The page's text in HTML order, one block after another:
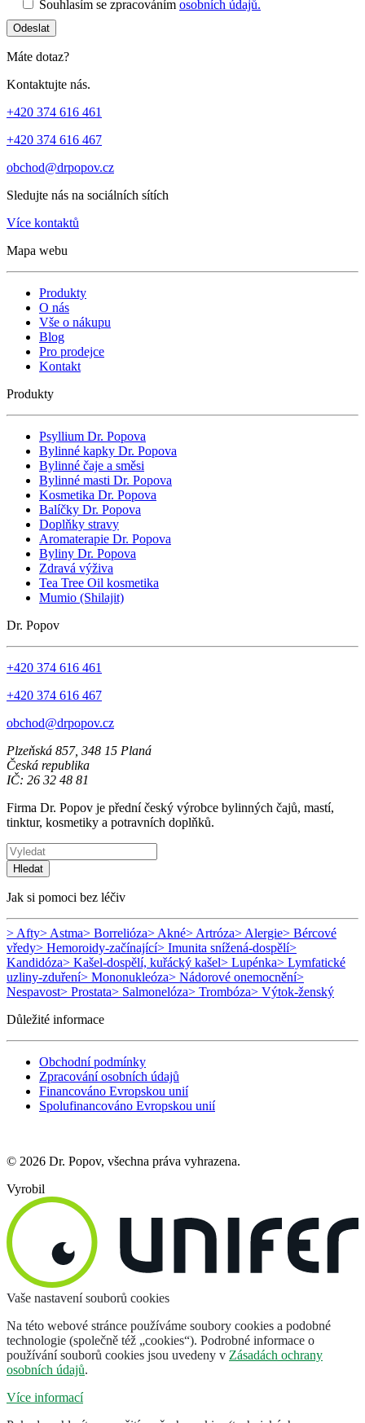
Souhlasím se zpracováním osobních údajů.
Odeslat
Máte dotaz?
Kontaktujte nás.
+420 374 616 461
+420 374 616 467
obchod@drpopov.cz
Sledujte nás na sociálních sítích
Více kontaktů
Mapa webu
Produkty
O nás
Vše o nákupu
Blog
Pro prodejce
Kontakt
Produkty
Psyllium Dr. Popova
Bylinné kapky Dr. Popova
Bylinné čaje a směsi
Bylinné masti Dr. Popova
Kosmetika Dr. Popova
Balíčky Dr. Popova
Doplňky stravy
Aromaterapie Dr. Popova
Byliny Dr. Popova
Zdravá výživa
Tea Tree Oil kosmetika
Mumio (Shilajit)
Dr. Popov
+420 374 616 461
+420 374 616 467
obchod@drpopov.cz
Plzeňská 857, 348 15 Planá
Česká republika
IČ: 26 32 48 81
Firma Dr. Popov je přední český výrobce bylinných čajů, mastí,
tinktur, kosmetiky a potravních doplňků.
Hledat
Jak si pomoci bez léčiv
> Afty> Astma> Borrelióza> Akné> Artróza> Alergie> Bércové
vředy> Hemoroidy-začínající> Imunita snížená-dospělí>
Kandidóza> Kašel-dospělí, kuřácký kašel> Lupénka> Lymfatické
uzliny-zduření> Mononukleóza> Nádorové onemocnění>
Nespavost> Prostata> Salmonelóza> Trombóza> Výtok-ženský
Důležité informace
Obchodní podmínky
Zpracování osobních údajů
Financováno Evropskou unií
Spolufinancováno Evropskou unií
© 2026 Dr. Popov, všechna práva vyhrazena.
Vyrobil
Vaše nastavení souborů cookies
Na této webové stránce používáme soubory cookies a podobné
technologie (společně též „cookies“). Podrobné informace o
používání souborů cookies jsou uvedeny v Zásadách ochrany
osobních údajů.
Více informací